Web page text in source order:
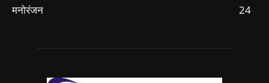
मनोरंजन
24